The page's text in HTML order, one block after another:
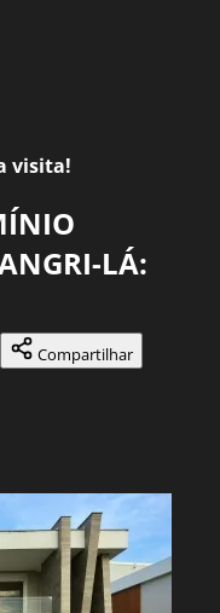
visita!
LÁ:
Compartilhar